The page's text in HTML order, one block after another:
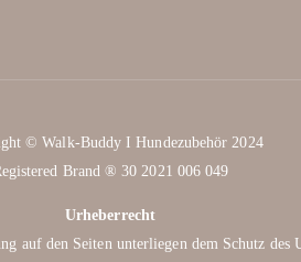
© Walk-Buddy I Hundezubehör 2024
Brand ® 30 2021 006 049
Urheberrecht
den Seiten unterliegen dem Schutz des